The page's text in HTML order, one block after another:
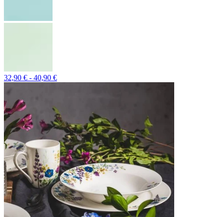
32,90 € - 40,90 €